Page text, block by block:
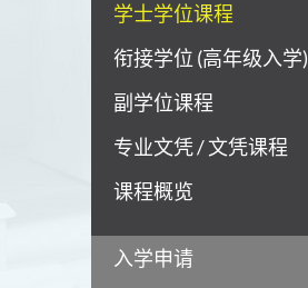
学士学位课程
衔接学位 (高年级入学)
副学位课程
专业文凭 / 文凭课程
课程概览
入学申请